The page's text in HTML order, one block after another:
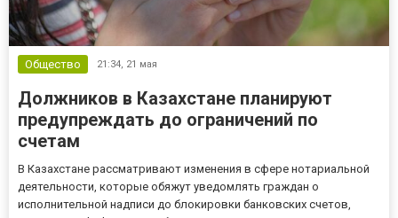
Общество 21:34, 21 мая
Должников в Казахстане планируют
предупреждать до ограничений по
счетам
В Казахстане рассматривают изменения в сфере нотариальной
деятельности, которые обяжут уведомлять граждан о
исполнительной надписи до блокировки банковских счетов,